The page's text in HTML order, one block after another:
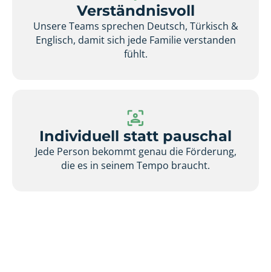
Verständnisvoll
Unsere Teams sprechen Deutsch, Türkisch &
Englisch, damit sich jede Familie verstanden
fühlt.
Individuell statt pauschal
Jede Person bekommt genau die Förderung,
die es in seinem Tempo braucht.